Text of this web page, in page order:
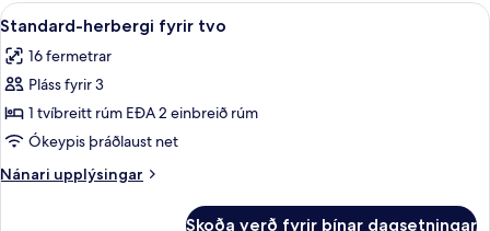
Skoða
allar
myndir
fyrir
Standard-
herbergi
fyrir
tvo
Skrifborð, aukarúm, ókeypis
7
Standard-herbergi fyrir tvo
16 fermetrar
Pláss fyrir 3
1 tvíbreitt rúm EÐA 2 einbreið rúm
Ókeypis þráðlaust net
Nánari upplýsingar
Nánari
Skoða verð fyrir þínar dagsetningar